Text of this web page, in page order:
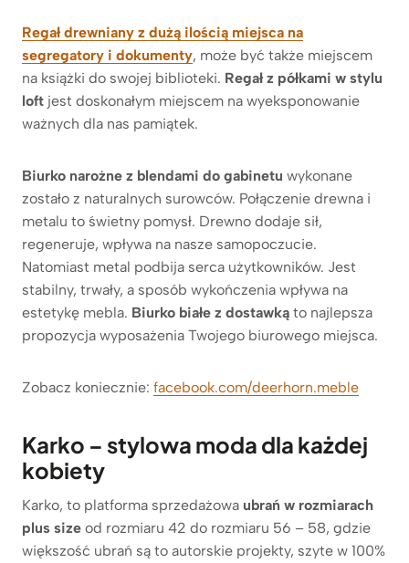
Regał drewniany z dużą ilością miejsca na
segregatory i dokumenty, może być także miejscem
na książki do swojej biblioteki. Regał z półkami w stylu
loft jest doskonałym miejscem na wyeksponowanie
ważnych dla nas pamiątek.
Biurko narożne z blendami do gabinetu wykonane
zostało z naturalnych surowców. Połączenie drewna i
metalu to świetny pomysł. Drewno dodaje sił,
regeneruje, wpływa na nasze samopoczucie.
Natomiast metal podbija serca użytkowników. Jest
stabilny, trwały, a sposób wykończenia wpływa na
estetykę mebla. Biurko białe z dostawką to najlepsza
propozycja wyposażenia Twojego biurowego miejsca.
Zobacz koniecznie: facebook.com/deerhorn.meble
Karko – stylowa moda dla każdej
kobiety
Karko, to platforma sprzedażowa ubrań w rozmiarach
plus size od rozmiaru 42 do rozmiaru 56 – 58, gdzie
większość ubrań są to autorskie projekty, szyte w 100%